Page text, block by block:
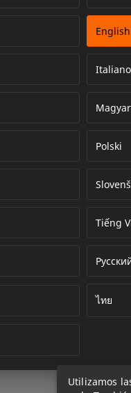
Utilizamos
English
Italiano
Magyar
Polski
Tiếng
ไทย